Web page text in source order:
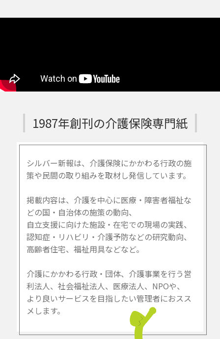
1987年創刊の介護保険専門紙
シルバー新報は、介護保険にかかわる行政の施
策や民間の取り組みを取材し発信しています。
掲載内容は、介護を中心に医療・障害者福祉な
どの国・自治体の施策の動向、
自立支援に向けた施設・在宅での現場の実践、
認知症・リハビリ・介護予防などの研究動向、
高齢者住宅、福祉用具などなど。
介護にかかわる行政・団体、介護事業を行う営
利法人、社会福祉法人、医療法人、NPOや、
より良いサービスを目指したい管理者におスス
メします。